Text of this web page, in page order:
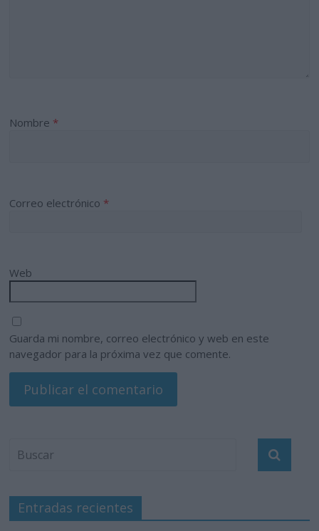
Nombre *
Correo electrónico *
Web
Guarda mi nombre, correo electrónico y web en este
navegador para la próxima vez que comente.
Entradas recientes